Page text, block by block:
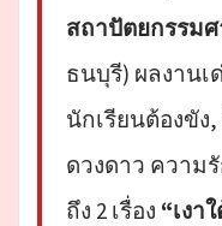
สถาปัตยกรรม
ธนบุรี) ผลงานเ
นักเรียนต้องขัง
ดวงดาว ความ
ถึง 2 เรื่อง “เงา